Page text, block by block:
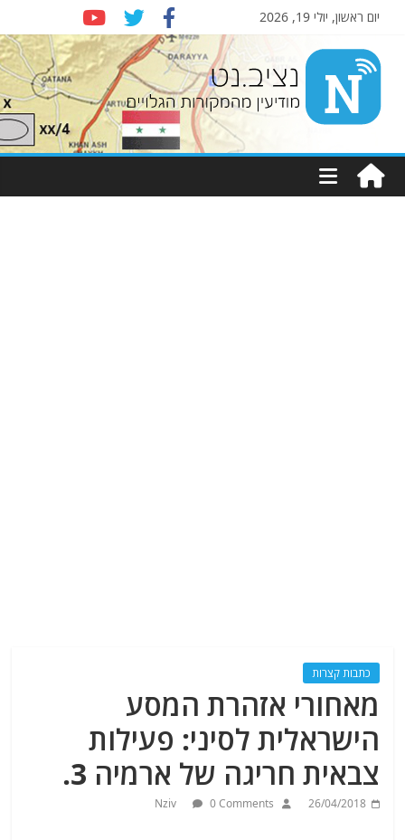
יום ראשון, יולי 19, 2026
Nziv.net
מודיעין
מהמקורות
כתבות קצרות
מאחורי אזהרת המסע
הישראלית לסיני: פעילות
צבאית חריגה של ארמיה 3.
26/04/2018
Nziv 0 Comments